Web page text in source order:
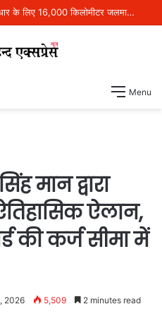
भगवंत मान सरकार भूजल स्तर में सुधार के लिए 16,000 किलोमीटर जलमार्गों (खालों) का पुनर्जीवन कर रही है: हरपाल सिंह चीमा
Menu
मान द्वारा
ऐलान,
की कर्ज सीमा में
2026 5,509 2 minutes read